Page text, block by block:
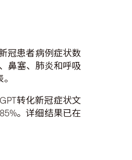
冠患者病例症状数
鼻塞、肺炎和呼吸
转化新冠症状文
。详细结果已在